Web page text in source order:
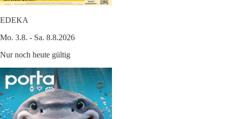
EDEKA
Mo. 3.8. - Sa. 8.8.2026
Nur noch heute gültig